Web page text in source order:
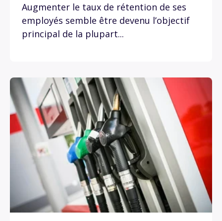
Augmenter le taux de rétention de ses
employés semble être devenu l’objectif
principal de la plupart...